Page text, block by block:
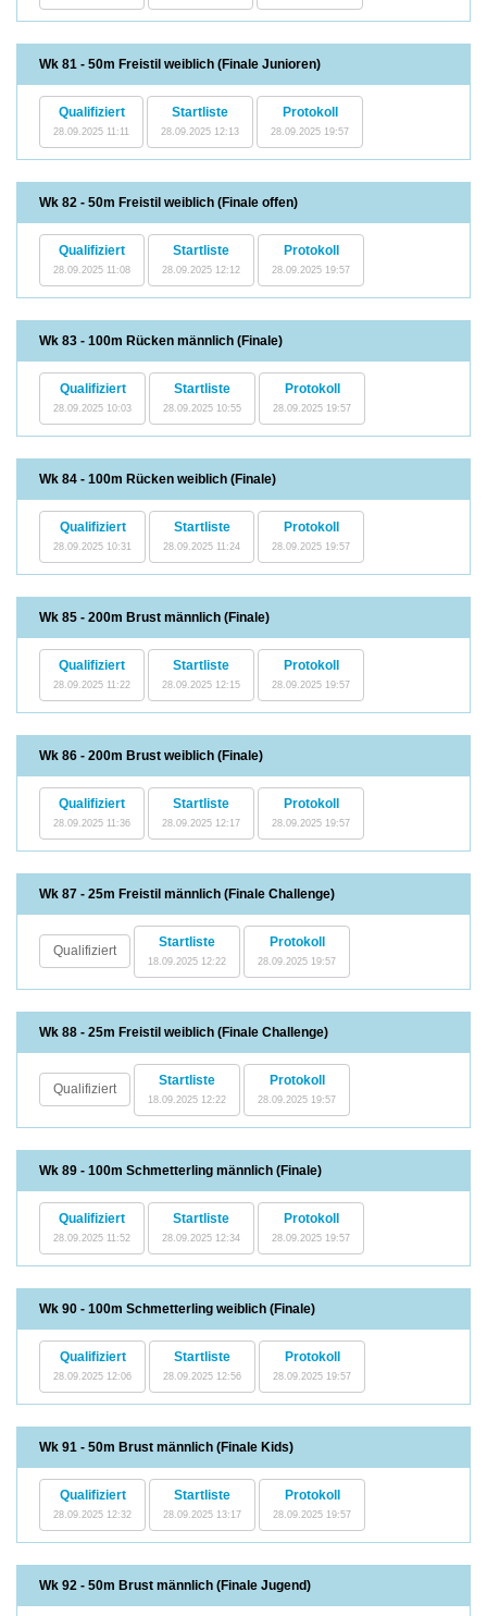
Wk 81 - 50m Freistil weiblich (Finale Junioren)
Qualifiziert
28.09.2025 11:11
Startliste
28.09.2025 12:13
Protokoll
28.09.2025 19:57
Wk 82 - 50m Freistil weiblich (Finale offen)
Qualifiziert
28.09.2025 11:08
Startliste
28.09.2025 12:12
Protokoll
28.09.2025 19:57
Wk 83 - 100m Rücken männlich (Finale)
Qualifiziert
28.09.2025 10:03
Startliste
28.09.2025 10:55
Protokoll
28.09.2025 19:57
Wk 84 - 100m Rücken weiblich (Finale)
Qualifiziert
28.09.2025 10:31
Startliste
28.09.2025 11:24
Protokoll
28.09.2025 19:57
Wk 85 - 200m Brust männlich (Finale)
Qualifiziert
28.09.2025 11:22
Startliste
28.09.2025 12:15
Protokoll
28.09.2025 19:57
Wk 86 - 200m Brust weiblich (Finale)
Qualifiziert
28.09.2025 11:36
Startliste
28.09.2025 12:17
Protokoll
28.09.2025 19:57
Wk 87 - 25m Freistil männlich (Finale Challenge)
Qualifiziert
Startliste
18.09.2025 12:22
Protokoll
28.09.2025 19:57
Wk 88 - 25m Freistil weiblich (Finale Challenge)
Qualifiziert
Startliste
18.09.2025 12:22
Protokoll
28.09.2025 19:57
Wk 89 - 100m Schmetterling männlich (Finale)
Qualifiziert
28.09.2025 11:52
Startliste
28.09.2025 12:34
Protokoll
28.09.2025 19:57
Wk 90 - 100m Schmetterling weiblich (Finale)
Qualifiziert
28.09.2025 12:06
Startliste
28.09.2025 12:56
Protokoll
28.09.2025 19:57
Wk 91 - 50m Brust männlich (Finale Kids)
Qualifiziert
28.09.2025 12:32
Startliste
28.09.2025 13:17
Protokoll
28.09.2025 19:57
Wk 92 - 50m Brust männlich (Finale Jugend)